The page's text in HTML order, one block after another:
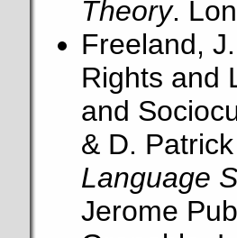
Theory.
Freeland,
Rights and
and
& D.
Language
Jerome